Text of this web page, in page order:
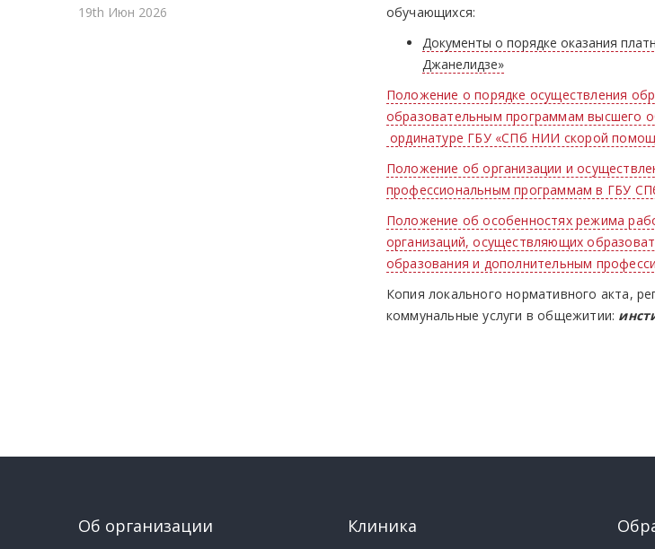
обучающихся:
Документы о порядке оказания
Джанелидзе»
Положение о порядке осуществления
образовательным программам высшего
ординатуре ГБУ «СПб НИИ скорой
Положение об организации и
профессиональным программам в ГБУ
Положение об особенностях режима
организаций, осуществляющих
образования и дополнительным
Копия локального нормативного акта,
коммунальные услуги в общежитии:
19th Июн 2026
Об организации Клиника